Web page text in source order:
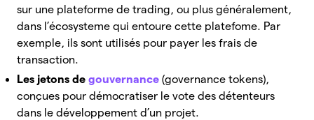
sur une plateforme de trading, ou plus généralement,
dans l’écosysteme qui entoure cette platefome. Par
exemple, ils sont utilisés pour payer les frais de
transaction.
Les jetons de gouvernance (governance tokens),
conçues pour démocratiser le vote des détenteurs
dans le développement d’un projet.